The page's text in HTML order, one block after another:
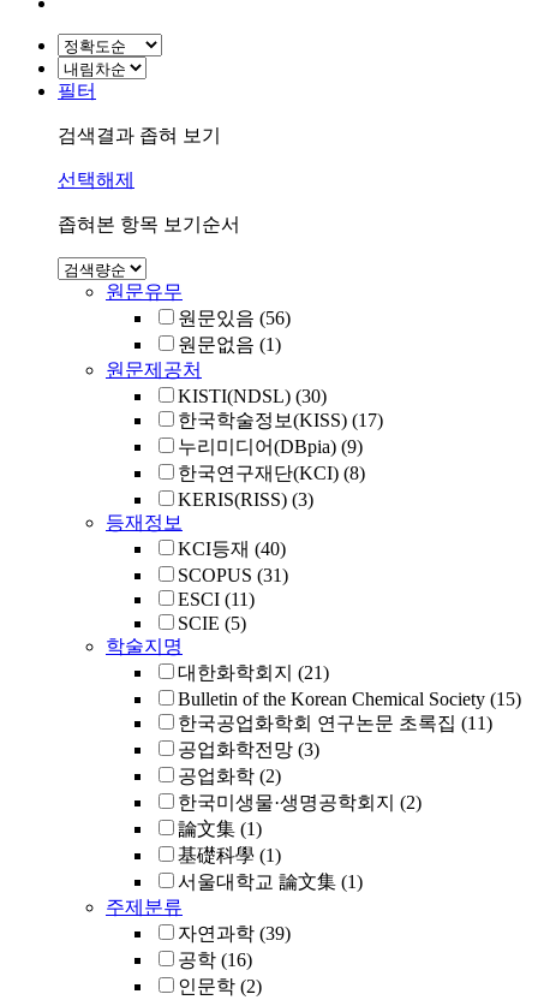
필터
검색결과 좁혀 보기
선택해제
좁혀본 항목 보기순서
원문유무
원문있음 (56)
원문없음 (1)
원문제공처
KISTI(NDSL) (30)
한국학술정보(KISS) (17)
누리미디어(DBpia) (9)
한국연구재단(KCI) (8)
KERIS(RISS) (3)
등재정보
KCI등재 (40)
SCOPUS (31)
ESCI (11)
SCIE (5)
학술지명
대한화학회지 (21)
Bulletin of the Korean Chemical Society (15)
한국공업화학회 연구논문 초록집 (11)
공업화학전망 (3)
공업화학 (2)
한국미생물·생명공학회지 (2)
論文集 (1)
基礎科學 (1)
서울대학교 論文集 (1)
주제분류
자연과학 (39)
공학 (16)
인문학 (2)